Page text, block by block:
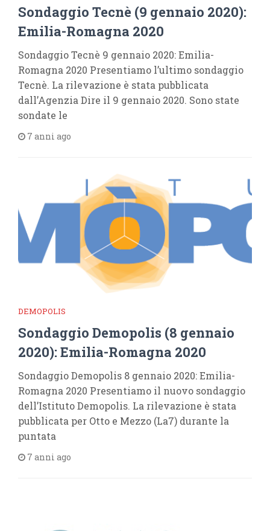
Sondaggio Tecnè (9 gennaio 2020):
Emilia-Romagna 2020
Sondaggio Tecnè 9 gennaio 2020: Emilia-
Romagna 2020 Presentiamo l’ultimo sondaggio
Tecnè. La rilevazione è stata pubblicata
dall’Agenzia Dire il 9 gennaio 2020. Sono state
sondate le
7 anni ago
DEMOPOLIS
Sondaggio Demopolis (8 gennaio
2020): Emilia-Romagna 2020
Sondaggio Demopolis 8 gennaio 2020: Emilia-
Romagna 2020 Presentiamo il nuovo sondaggio
dell’Istituto Demopolis. La rilevazione è stata
pubblicata per Otto e Mezzo (La7) durante la
puntata
7 anni ago